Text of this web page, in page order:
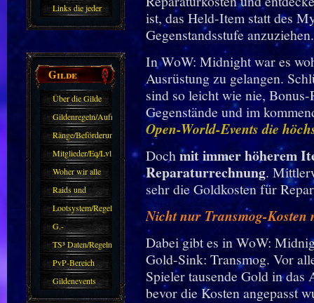
Links die jeder
kennen sollte?!
Gilde
Über die Gilde
(DAW)
Gildenregeln/Aufnahme
Ränge/Beförderungen
Mitglieder/Eq/Lvl
Woher wir alle
kommen.
Raids und
Zubehör
Lootsystem/Regeln
G.-
Sparkasse/Goldleihen
TS³ Daten/Regeln
PvP-Bereich
Gildenevents
ist, das Held-Item statt des
Gegenstandsstufe anzuziehen.
In WoW: Midnight war es
Ausrüstung zu gelangen.
sind so leicht wie nie,
Gegenstände und im
Open-World-Events die
Dochmit immer höherem
Reparaturrechnung.
sehr die Goldkosten für
Nicht nur Transmog-Kosten
Dabei gibt es in WoW:
Gold-Sink: Transmog. Vor
Spieler tausende Gold in das
bevor die Kosten angepasst